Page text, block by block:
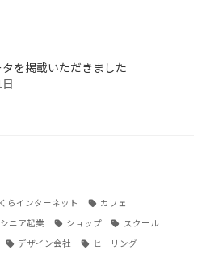
を掲載いただきました
らインターネット カフェ
シニア起業 ショップ スクール
デザイン会社 ヒーリング